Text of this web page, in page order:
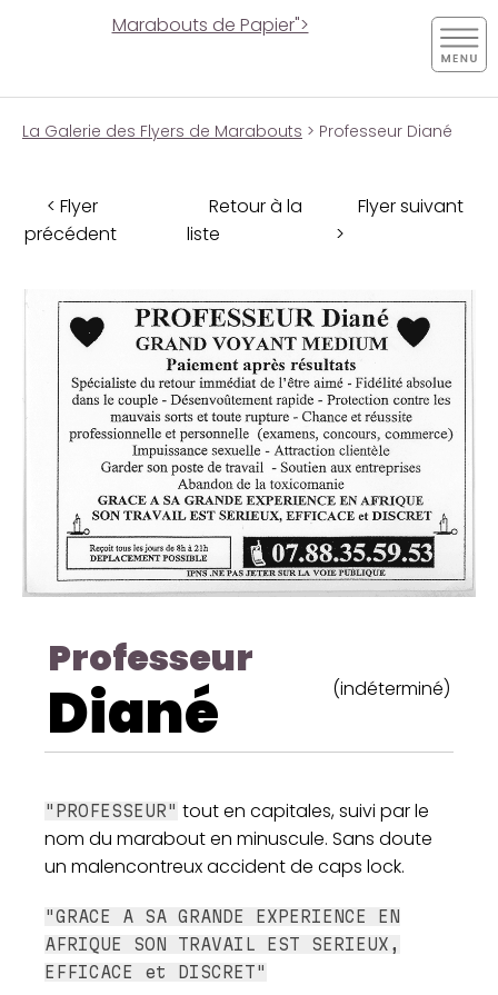
Marabouts de Papier">
La Galerie des Flyers de Marabouts > Professeur Diané
< Flyer
précédent
Retour à la
liste
Flyer suivant
>
Professeur
Diané (indéterminé)
"PROFESSEUR" tout en capitales, suivi par le
nom du marabout en minuscule. Sans doute
un malencontreux accident de caps lock.
"GRACE A SA GRANDE EXPERIENCE EN
AFRIQUE SON TRAVAIL EST SERIEUX,
EFFICACE et DISCRET"